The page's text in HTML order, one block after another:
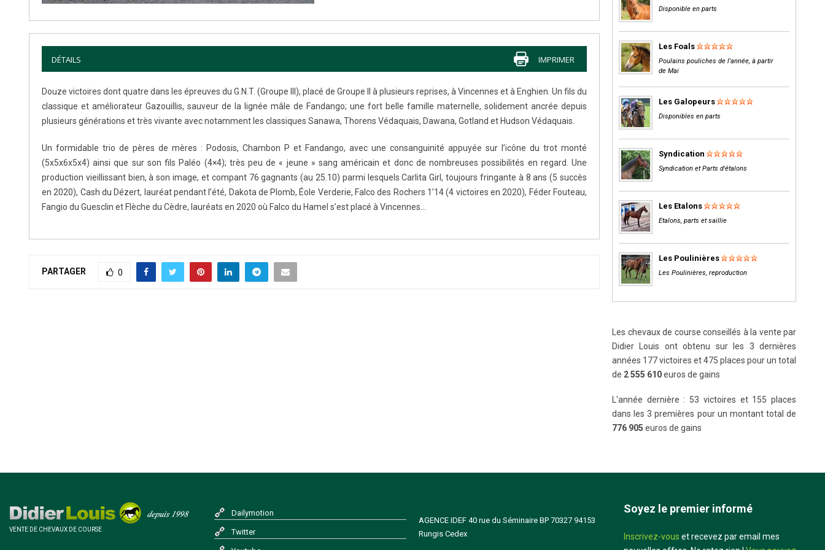
IMPRIMER
DÉTAILS
Douze victoires dont quatre dans les épreuves du G.N.T. (Groupe III), placé de Groupe II à plusieurs reprises, à Vincennes et à Enghien. Un fils du
classique et améliorateur Gazouillis, sauveur de la lignée mâle de Fandango; une fort belle famille maternelle, solidement ancrée depuis
plusieurs générations et très vivante avec notamment les classiques Sanawa, Thorens Védaquais, Dawana, Gotland et Hudson Védaquais.
Un formidable trio de pères de mères : Podosis, Chambon P et Fandango, avec une consanguinité appuyée sur l’icône du trot monté
(5x5x6x5x4) ainsi que sur son fils Paléo (4×4); très peu de « jeune » sang américain et donc de nombreuses possibilités en regard. Une
production vieillissant bien, à son image, et compant 76 gagnants (au 25.10) parmi lesquels Carlita Girl, toujours fringante à 8 ans (5 succès
en 2020), Cash du Dézert, lauréat pendant l’été, Dakota de Plomb, Éole Verderie, Falco des Rochers 1’14 (4 victoires en 2020), Féder Fouteau,
Fangio du Guesclin et Flèche du Cèdre, lauréats en 2020 où Falco du Hamel s’est placé à Vincennes…
PARTAGER 0
Disponible en parts
Les Foals
Poulains pouliches de l'année, à partir
de Mai
Les Galopeurs
Disponibles en parts
Syndication
Syndication et Parts d'étalons
Les Etalons
Etalons, parts et saillie
Les Poulinières
Les Poulinières, reproduction
Les chevaux de course conseillés à la vente par
Didier Louis ont obtenu sur les 3 dernières
années 177 victoires et 475 places pour un total
de 2 555 610euros de gains
L'année dernière : 53 victoires et 155 places
dans les 3 premières pour un montant total de
776 905 euros de gains
VENTE DE CHEVAUX DE COURSE
Dailymotion
Twitter
AGENCE IDEF 40 rue du Séminaire BP 70327 94153
Rungis Cedex
Soyez le premier informé
Inscrivez-vous et recevez par email mes